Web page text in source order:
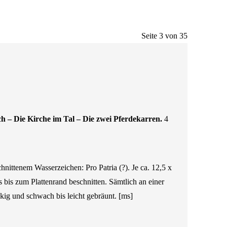
Seite 3 von 35
– Die Kirche im Tal – Die zwei Pferdekarren. 4
Wasserzeichen: Pro Patria (?). Je ca. 12,5 x
zum Plattenrand beschnitten. Sämtlich an einer
und schwach bis leicht gebräunt. [ms]